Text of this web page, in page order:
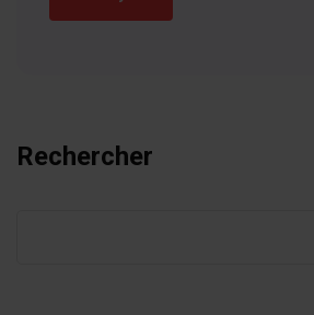
Rechercher